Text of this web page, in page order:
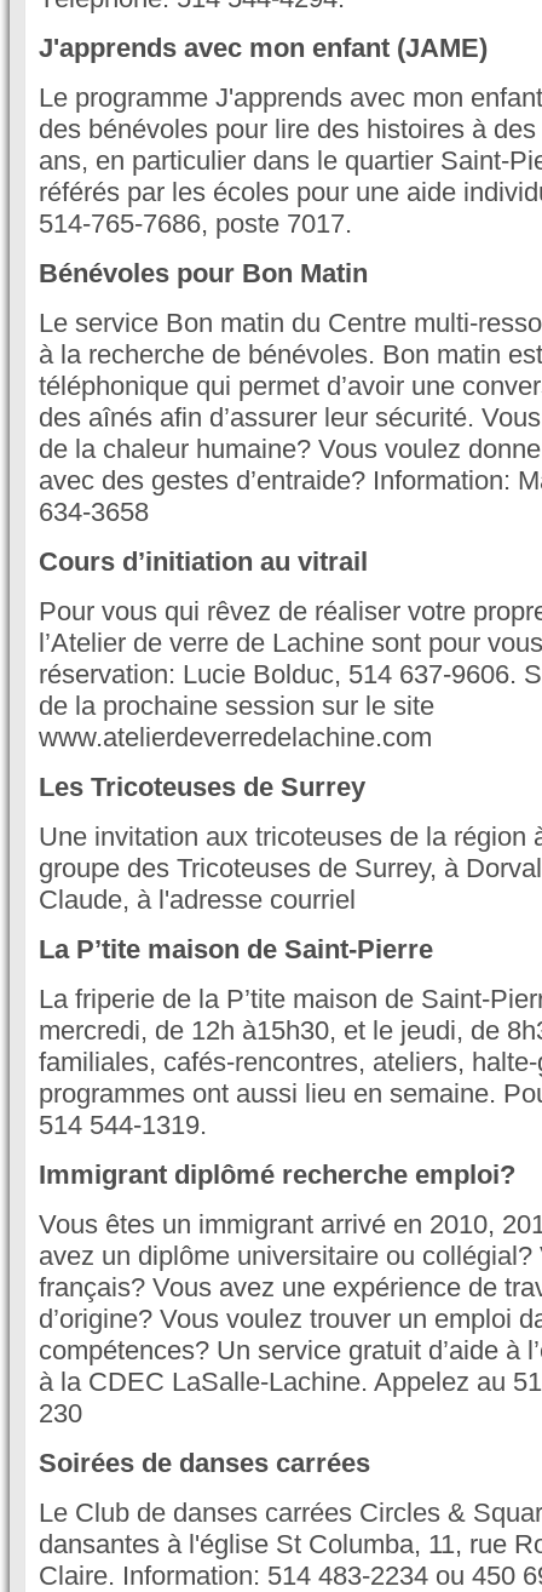
J'apprends avec mon enfant (JAME)
Le programme J'apprends avec mon
des bénévoles pour lire des histoires à
ans, en particulier dans le quartier Saint-
référés par les écoles pour une aide
514-765-7686, poste 7017.
Bénévoles pour Bon Matin
Le service Bon matin du Centre multi-
à la recherche de bénévoles. Bon matin
téléphonique qui permet d’avoir une
des aînés afin d’assurer leur sécurité.
de la chaleur humaine? Vous voulez
avec des gestes d’entraide? Information:
634-3658
Cours d’initiation au vitrail
Pour vous qui rêvez de réaliser votre
l’Atelier de verre de Lachine sont pour
réservation: Lucie Bolduc, 514 637-9606.
de la prochaine session sur le site
www.atelierdeverredelachine.com
Les Tricoteuses de Surrey
Une invitation aux tricoteuses de la région
groupe des Tricoteuses de Surrey, à
Claude, à l'adresse courriel
La P’tite maison de Saint-Pierre
La friperie de la P’tite maison de Saint-
mercredi, de 12h à15h30, et le jeudi, de
familiales, cafés-rencontres, ateliers,
programmes ont aussi lieu en semaine.
514 544-1319.
Immigrant diplômé recherche emploi?
Vous êtes un immigrant arrivé en 2010,
avez un diplôme universitaire ou collégial?
français? Vous avez une expérience de
d’origine? Vous voulez trouver un emploi
compétences? Un service gratuit d’aide à
à la CDEC LaSalle-Lachine. Appelez au
230
Soirées de danses carrées
Le Club de danses carrées Circles &
dansantes à l'église St Columba, 11, rue
Claire. Information: 514 483-2234 ou 450